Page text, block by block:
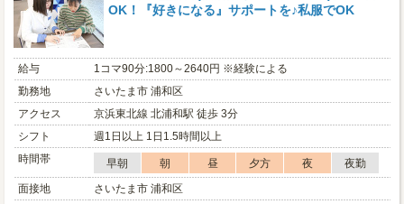
OK！『好きになる』サポートを♪私服でOK
給与
1コマ90分:1800～2640円 ※経験による
勤務地
さいたま市 浦和区
アクセス
京浜東北線 北浦和駅 徒歩 3分
シフト
週1日以上 1日1.5時間以上
時間帯
早朝 朝 昼 夕方 夜
夜勤
面接地
さいたま市 浦和区